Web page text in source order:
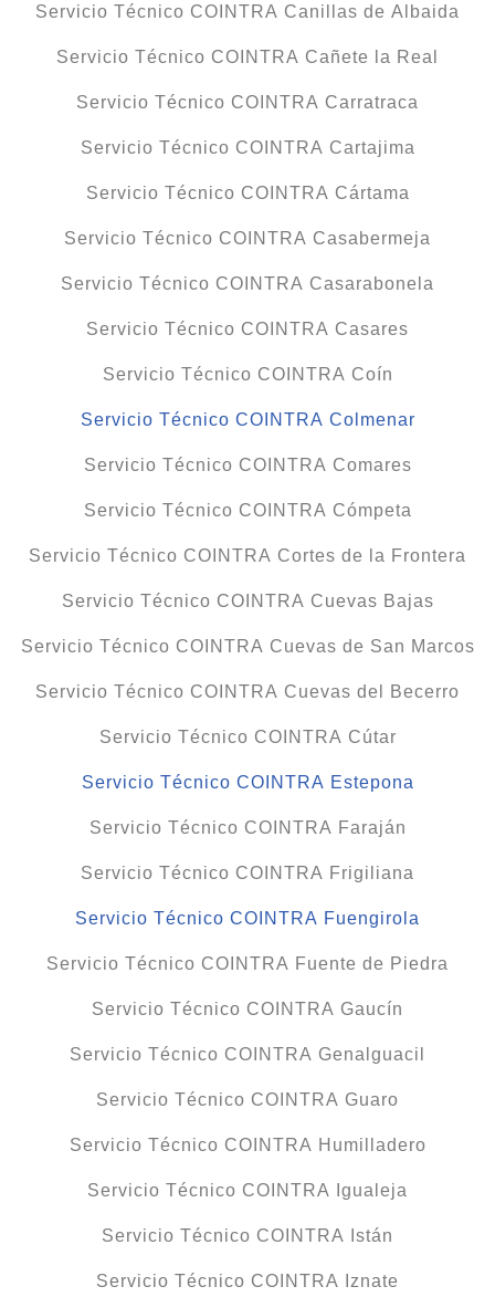
Servicio Técnico COINTRA Canillas de Albaida
Servicio Técnico COINTRA Cañete la Real
Servicio Técnico COINTRA Carratraca
Servicio Técnico COINTRA Cartajima
Servicio Técnico COINTRA Cártama
Servicio Técnico COINTRA Casabermeja
Servicio Técnico COINTRA Casarabonela
Servicio Técnico COINTRA Casares
Servicio Técnico COINTRA Coín
Servicio Técnico COINTRA Colmenar
Servicio Técnico COINTRA Comares
Servicio Técnico COINTRA Cómpeta
Servicio Técnico COINTRA Cortes de la Frontera
Servicio Técnico COINTRA Cuevas Bajas
Servicio Técnico COINTRA Cuevas de San Marcos
Servicio Técnico COINTRA Cuevas del Becerro
Servicio Técnico COINTRA Cútar
Servicio Técnico COINTRA Estepona
Servicio Técnico COINTRA Faraján
Servicio Técnico COINTRA Frigiliana
Servicio Técnico COINTRA Fuengirola
Servicio Técnico COINTRA Fuente de Piedra
Servicio Técnico COINTRA Gaucín
Servicio Técnico COINTRA Genalguacil
Servicio Técnico COINTRA Guaro
Servicio Técnico COINTRA Humilladero
Servicio Técnico COINTRA Igualeja
Servicio Técnico COINTRA Istán
Servicio Técnico COINTRA Iznate